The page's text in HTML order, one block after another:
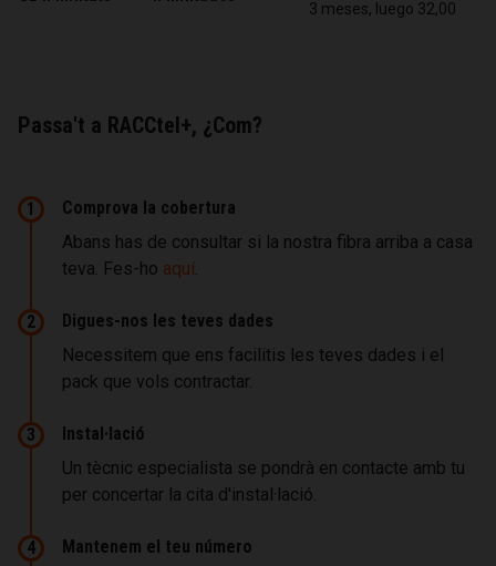
3 meses, luego 32,00
Passa't a RACCtel+, ¿Com?
1
Comprova la cobertura
Abans has de consultar si la nostra fibra arriba a casa
teva. Fes-ho aquí.
2
Digues-nos les teves dades
Necessitem que ens facilitis les teves dades i el
pack que vols contractar.
3
Instal·lació
Un tècnic especialista se pondrà en contacte amb tu
per concertar la cita d'instal·lació.
4
Mantenem el teu número